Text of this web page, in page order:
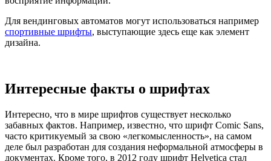
Для вендинговых автоматов могут использоваться например
спортивные шрифты, выступающие здесь еще как элемент
дизайна.
Интересные факты о шрифтах
Интересно, что в мире шрифтов существует несколько
забавных фактов. Например, известно, что шрифт Comic Sans,
часто критикуемый за свою «легкомысленность», на самом
деле был разработан для создания неформальной атмосферы в
документах. Кроме того, в 2012 году шрифт Helvetica стал